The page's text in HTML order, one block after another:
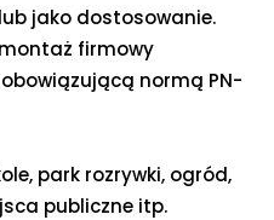
jako dostosowanie.
firmowy
normą PN-
park rozrywki, ogród,
publiczne itp.